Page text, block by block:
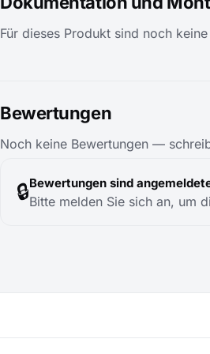
Für dieses Produkt sind noch
Bewertungen
Noch keine Bewertungen —
🔒Bewertungen sind
Bitte melden Sie sich an, um